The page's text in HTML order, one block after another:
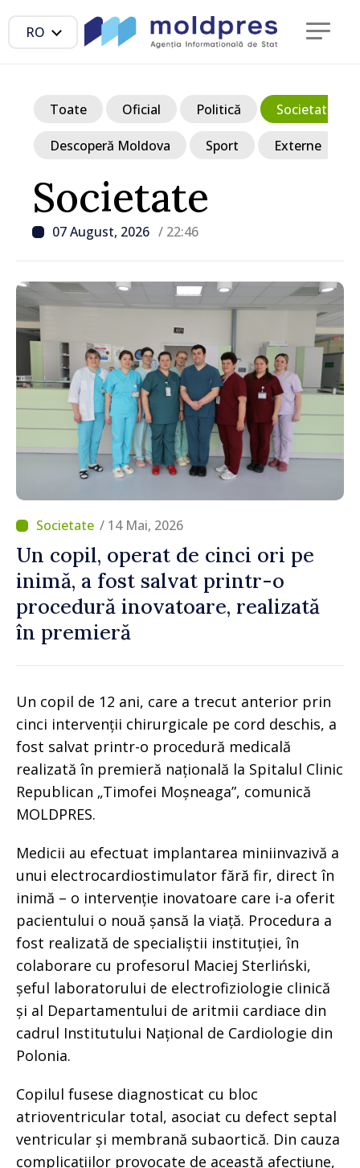
RO
Societate
07 August, 2026 / 22:46
Toate Oficial Politică Societate
Descoperă Moldova Sport Externe
/ 14 Mai, 2026
Un copil, operat de cinci ori pe
inimă, a fost salvat printr-o
procedură inovatoare, realizată
în premieră
Un copil de 12 ani, care a trecut anterior prin
cinci intervenții chirurgicale pe cord deschis, a
fost salvat printr-o procedură medicală
realizată în premieră națională la Spitalul Clinic
Republican „Timofei Moșneaga”, comunică
MOLDPRES.
Medicii au efectuat implantarea miniinvazivă a
unui electrocardiostimulator fără fir, direct în
inimă – o intervenție inovatoare care i-a oferit
pacientului o nouă șansă la viață. Procedura a
fost realizată de specialiștii instituției, în
colaborare cu profesorul Maciej Sterliński,
șeful laboratorului de electrofiziologie clinică
și al Departamentului de aritmii cardiace din
cadrul Institutului Național de Cardiologie din
Polonia.
Copilul fusese diagnosticat cu bloc
atrioventricular total, asociat cu defect septal
ventricular și membrană subaortică. Din cauza
complicațiilor provocate de această afecțiune,